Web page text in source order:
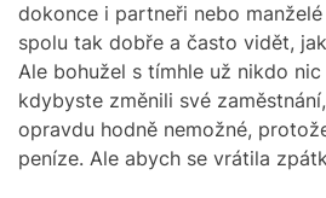
dokonce i partneři nebo
spolu tak dobře a často vidět,
Ale bohužel s tímhle už nikdo
kdybyste změnili své
opravdu hodně nemožné,
peníze. Ale abych se vrátila